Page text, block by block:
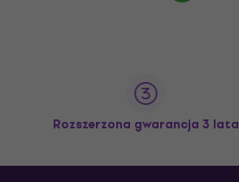
Rozszerzona gwarancja 3 lata